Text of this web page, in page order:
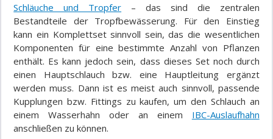
Schläuche und Tropfer – das sind die zentralen
Bestandteile der Tropfbewässerung. Für den Einstieg
kann ein Komplettset sinnvoll sein, das die wesentlichen
Komponenten für eine bestimmte Anzahl von Pflanzen
enthält. Es kann jedoch sein, dass dieses Set noch durch
einen Hauptschlauch bzw. eine Hauptleitung ergänzt
werden muss. Dann ist es meist auch sinnvoll, passende
Kupplungen bzw. Fittings zu kaufen, um den Schlauch an
einem Wasserhahn oder an einem IBC-Auslaufhahn
anschließen zu können.